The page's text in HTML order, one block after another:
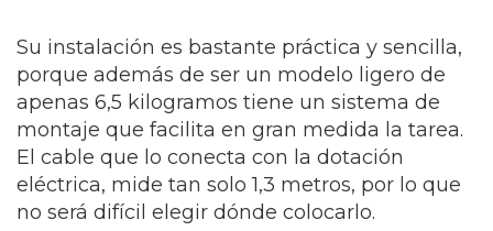
Su instalación es bastante práctica y sencilla,
porque además de ser un modelo ligero de
apenas 6,5 kilogramos tiene un sistema de
montaje que facilita en gran medida la tarea.
El cable que lo conecta con la dotación
eléctrica, mide tan solo 1,3 metros, por lo que
no será difícil elegir dónde colocarlo.